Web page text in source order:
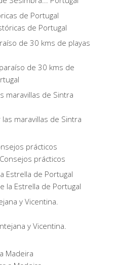
de Portugal
de 30 kms de playas
maravillas de Sintra
prácticos
Estrella de Portugal
y Vicentina.
Madeira